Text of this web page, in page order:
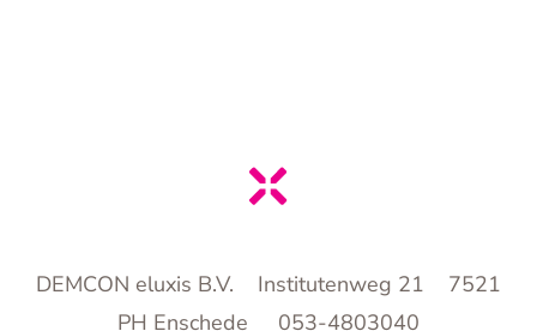
DEMCON eluxis B.V. Institutenweg 21 7521
PH Enschede 053-4803040